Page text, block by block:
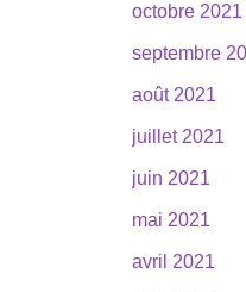
octobre 2021
septembre
août 2021
juillet 2021
juin 2021
mai 2021
avril 2021